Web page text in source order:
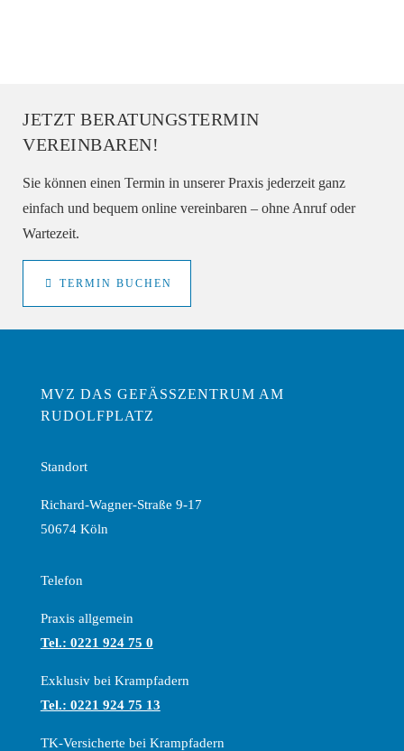
JETZT BERATUNGSTERMIN
VEREINBAREN!
Sie können einen Termin in unserer Praxis jederzeit ganz
einfach und bequem online vereinbaren – ohne Anruf oder
Wartezeit.
TERMIN BUCHEN
MVZ DAS GEFÄSSZENTRUM AM R
UDOLFPLATZ
Standort
Richard-Wagner-Straße 9-17
50674 Köln
Telefon
Praxis allgemein
Tel.: 0221 924 75 0
Exklusiv bei Krampfadern
Tel.: 0221 924 75 13
TK-Versicherte bei Krampfadern